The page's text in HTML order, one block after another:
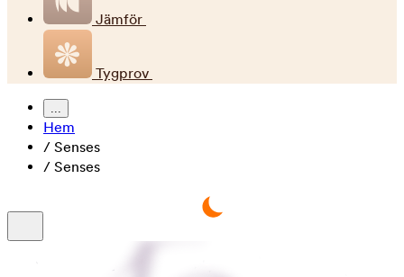
Jämför
Tygprov
...
Hem
/ Senses
/ Senses